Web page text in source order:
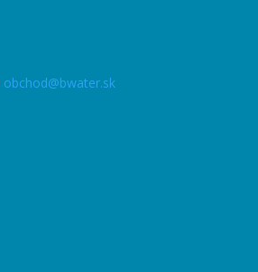
obchod@bwater.sk